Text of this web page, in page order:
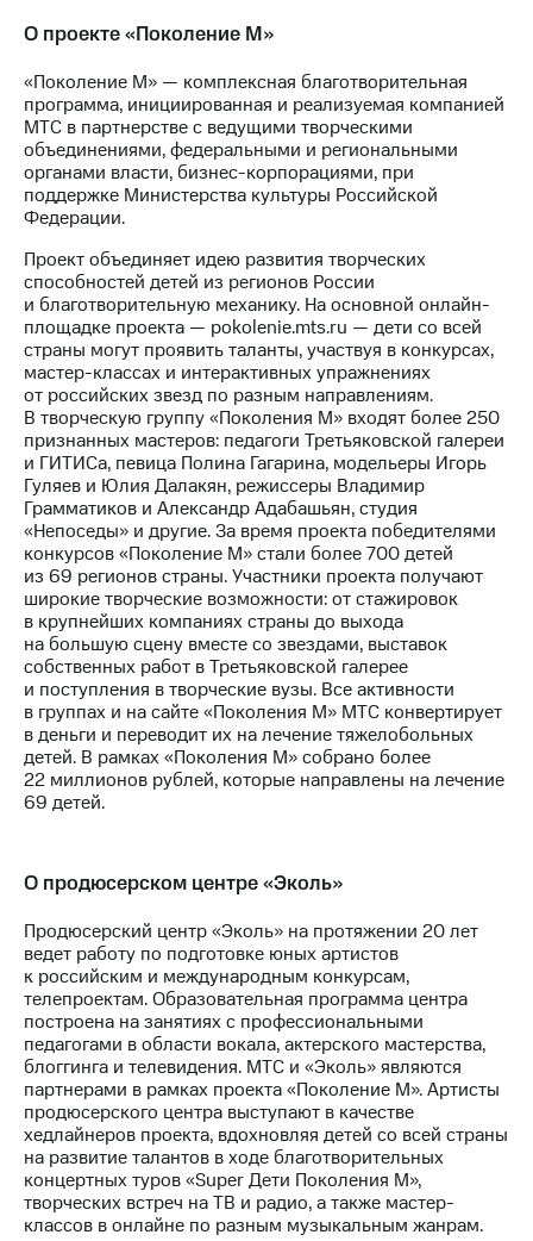
О проекте «Поколение М»
«Поколение М» — комплексная благотворительная
программа, инициированная и реализуемая компанией
МТС в партнерстве с ведущими творческими
объединениями, федеральными и региональными
органами власти, бизнес-корпорациями, при
поддержке Министерства культуры Российской
Федерации.
Проект объединяет идею развития творческих
способностей детей из регионов России
и благотворительную механику. На основной онлайн-
площадке проекта — pokolenie.mts.ru — дети со всей
страны могут проявить таланты, участвуя в конкурсах,
мастер-классах и интерактивных упражнениях
от российских звезд по разным направлениям.
В творческую группу «Поколения М» входят более 250
признанных мастеров: педагоги Третьяковской галереи
и ГИТИСа, певица Полина Гагарина, модельеры Игорь
Гуляев и Юлия Далакян, режиссеры Владимир
Грамматиков и Александр Адабашьян, студия
«Непоседы» и другие. За время проекта победителями
конкурсов «Поколение М» стали более 700 детей
из 69 регионов страны. Участники проекта получают
широкие творческие возможности: от стажировок
в крупнейших компаниях страны до выхода
на большую сцену вместе со звездами, выставок
собственных работ в Третьяковской галерее
и поступления в творческие вузы. Все активности
в группах и на сайте «Поколения М» МТС конвертирует
в деньги и переводит их на лечение тяжелобольных
детей. В рамках «Поколения М» собрано более
22 миллионов рублей, которые направлены на лечение
69 детей.
О продюсерском центре «Эколь»
Продюсерский центр «Эколь» на протяжении 20 лет
ведет работу по подготовке юных артистов
к российским и международным конкурсам,
телепроектам. Образовательная программа центра
построена на занятиях с профессиональными
педагогами в области вокала, актерского мастерства,
блоггинга и телевидения. МТС и «Эколь» являются
партнерами в рамках проекта «Поколение М». Артисты
продюсерского центра выступают в качестве
хедлайнеров проекта, вдохновляя детей со всей страны
на развитие талантов в ходе благотворительных
концертных туров «Super Дети Поколения М»,
творческих встреч на ТВ и радио, а также мастер-
классов в онлайне по разным музыкальным жанрам.